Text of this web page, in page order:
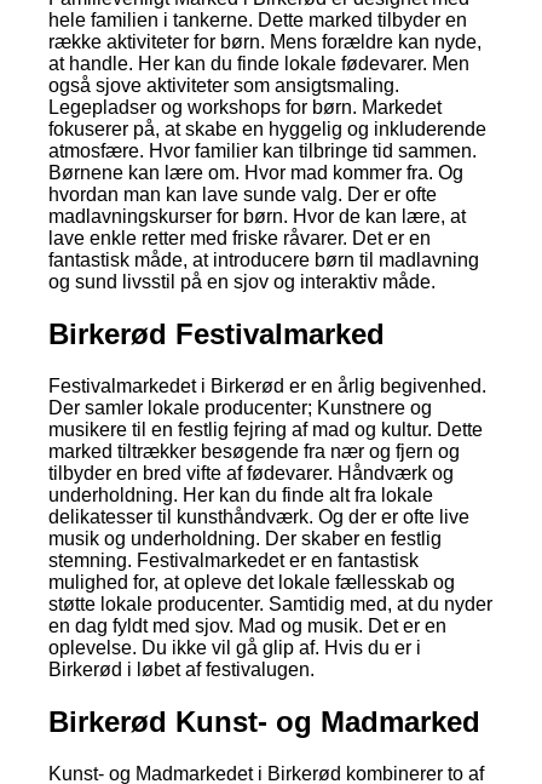
hele familien i tankerne. Dette marked tilbyder en
række aktiviteter for børn. Mens forældre kan nyde,
at handle. Her kan du finde lokale fødevarer. Men
også sjove aktiviteter som ansigtsmaling.
Legepladser og workshops for børn. Markedet
fokuserer på, at skabe en hyggelig og inkluderende
atmosfære. Hvor familier kan tilbringe tid sammen.
Børnene kan lære om. Hvor mad kommer fra. Og
hvordan man kan lave sunde valg. Der er ofte
madlavningskurser for børn. Hvor de kan lære, at
lave enkle retter med friske råvarer. Det er en
fantastisk måde, at introducere børn til madlavning
og sund livsstil på en sjov og interaktiv måde.
Birkerød Festivalmarked
Festivalmarkedet i Birkerød er en årlig begivenhed.
Der samler lokale producenter; Kunstnere og
musikere til en festlig fejring af mad og kultur. Dette
marked tiltrækker besøgende fra nær og fjern og
tilbyder en bred vifte af fødevarer. Håndværk og
underholdning. Her kan du finde alt fra lokale
delikatesser til kunsthåndværk. Og der er ofte live
musik og underholdning. Der skaber en festlig
stemning. Festivalmarkedet er en fantastisk
mulighed for, at opleve det lokale fællesskab og
støtte lokale producenter. Samtidig med, at du nyder
en dag fyldt med sjov. Mad og musik. Det er en
oplevelse. Du ikke vil gå glip af. Hvis du er i
Birkerød i løbet af festivalugen.
Birkerød Kunst- og Madmarked
Kunst- og Madmarkedet i Birkerød kombinerer to af